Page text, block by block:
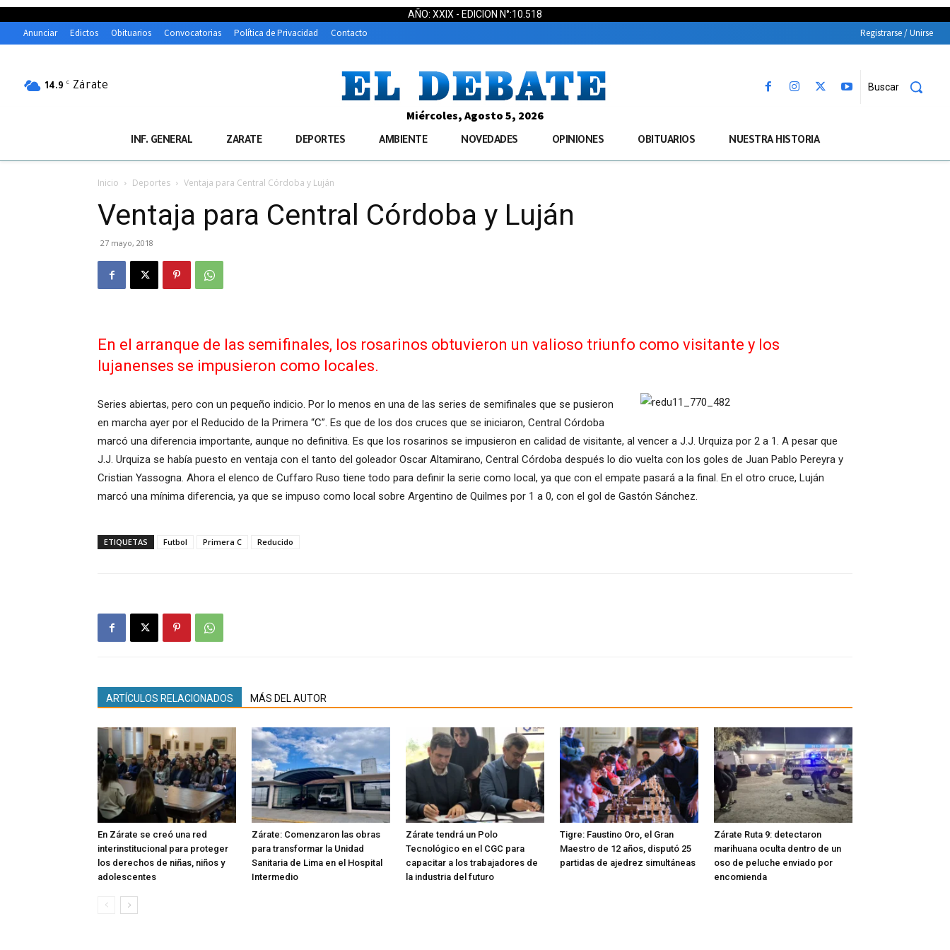
AÑO: XXIX - EDICION N°:10.518
Anunciar Edictos Obituarios Convocatorias Política de Privacidad Contacto Registrarse / Unirse
14.9 C Zárate Buscar
Miércoles, Agosto 5, 2026
INF. GENERAL ZARATE DEPORTES AMBIENTE NOVEDADES OPINIONES OBITUARIOS NUESTRA HISTORIA
Inicio Deportes Ventaja para Central Córdoba y Luján
Ventaja para Central Córdoba y Luján
27 mayo, 2018
En el arranque de las semifinales, los rosarinos obtuvieron un valioso triunfo como visitante y los
lujanenses se impusieron como locales.
Series abiertas, pero con un pequeño indicio. Por lo menos en una de las series de semifinales que se pusieron
en marcha ayer por el Reducido de la Primera “C”. Es que de los dos cruces que se iniciaron, Central Córdoba
marcó una diferencia importante, aunque no definitiva. Es que los rosarinos se impusieron en calidad de visitante, al vencer a J.J. Urquiza por 2 a 1. A pesar que
J.J. Urquiza se había puesto en ventaja con el tanto del goleador Oscar Altamirano, Central Córdoba después lo dio vuelta con los goles de Juan Pablo Pereyra y
Cristian Yassogna. Ahora el elenco de Cuffaro Ruso tiene todo para definir la serie como local, ya que con el empate pasará a la final. En el otro cruce, Luján
marcó una mínima diferencia, ya que se impuso como local sobre Argentino de Quilmes por 1 a 0, con el gol de Gastón Sánchez.
ETIQUETAS Futbol Primera C Reducido
ARTÍCULOS RELACIONADOS MÁS DEL AUTOR
En Zárate se creó una red
interinstitucional para proteger
los derechos de niñas, niños y
adolescentes
Zárate: Comenzaron las obras
para transformar la Unidad
Sanitaria de Lima en el Hospital
Intermedio
Zárate tendrá un Polo
Tecnológico en el CGC para
capacitar a los trabajadores de
la industria del futuro
Tigre: Faustino Oro, el Gran
Maestro de 12 años, disputó 25
partidas de ajedrez simultáneas
Zárate Ruta 9: detectaron
marihuana oculta dentro de un
oso de peluche enviado por
encomienda